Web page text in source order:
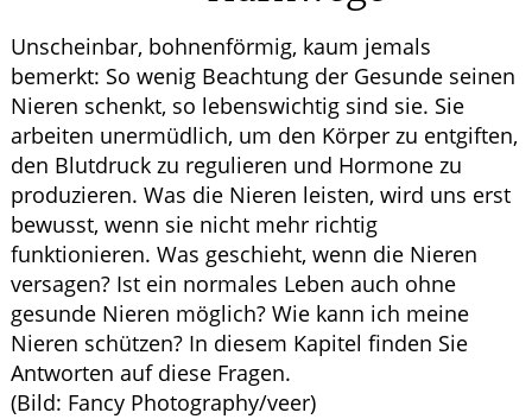
HOMÖOPATHIE
Unscheinbar, bohnenförmig, kaum jemals
bemerkt: So wenig Beachtung der Gesunde seinen
Nieren schenkt, so lebenswichtig sind sie. Sie
arbeiten unermüdlich, um den Körper zu entgiften,
den Blutdruck zu regulieren und Hormone zu
produzieren. Was die Nieren leisten, wird uns erst
bewusst, wenn sie nicht mehr richtig
funktionieren. Was geschieht, wenn die Nieren
versagen? Ist ein normales Leben auch ohne
gesunde Nieren möglich? Wie kann ich meine
Nieren schützen? In diesem Kapitel finden Sie
Antworten auf diese Fragen.
(Bild: Fancy Photography/veer)